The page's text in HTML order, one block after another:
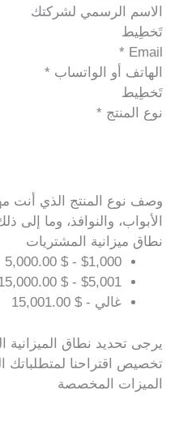
الاسم الرسمي لشركتك
تَخطِيط
Email
*
الهاتف أو الواتساب *
تَخطِيط
نوع المنتج *
وصف نوع المنتج الذي أنت
الأبواب، والنوافذ، وما إلى
نطاق ميزانية المشتريات
$1,000 - $ 5,000.00
$5,001 - $ 15,000.00
غالي - $ 15,001.00
يرجى تحديد نطاق الميزانية
تخصيص اقتراحنا لمتطلباتك
الميزات المخصصة